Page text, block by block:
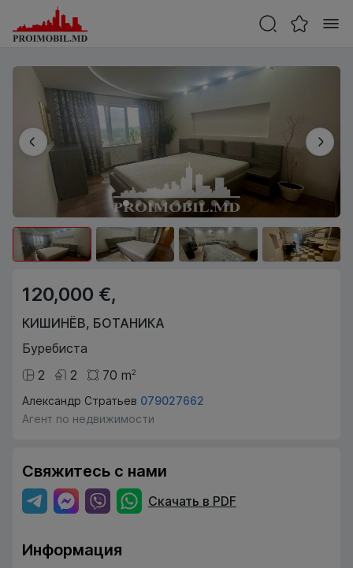
120,000 €,
КИШИНЁВ, БОТАНИКА
Буребиста
2
2 70 m2
Александр Стратьев 079027662
Агент по недвижимости
Свяжитесь с нами
Скачать в PDF
Информация